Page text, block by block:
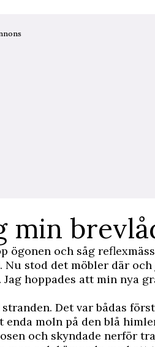
min
ögonen och såg
stod det möbler där och
hoppades att min nya
Det var bådas
moln på den blå
och skyndade nerför